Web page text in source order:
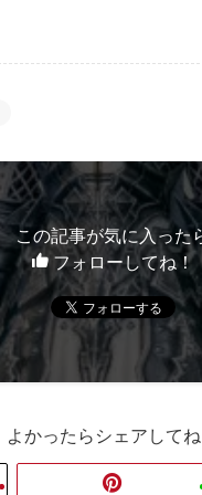
この記事が気に入った
フォローしてね！
よかったらシェアして